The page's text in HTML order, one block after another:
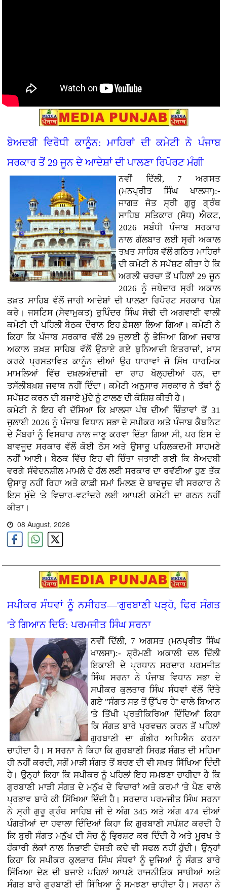
ਬੇਅਦਬੀ ਵਿਰੋਧੀ ਕਾਨੂੰਨ: ਮਾਹਿਰਾਂ ਦੀ ਕਮੇਟੀ ਨੇ ਪੰਜਾਬ
ਸਰਕਾਰ ਤੋਂ 29 ਜੂਨ ਦੇ ਆਦੇਸ਼ਾਂ ਦੀ ਪਾਲਣਾ ਰਿਪੋਰਟ ਮੰਗੀ
ਨਵੀਂ ਦਿੱਲੀ, 7 ਅਗਸਤ
(ਮਨਪ੍ਰੀਤ ਸਿੰਘ ਖਾਲਸਾ):-
ਜਾਗਤ ਜੋਤ ਸ੍ਰੀ ਗੁਰੂ ਗ੍ਰੰਥ
ਸਾਹਿਬ ਸਤਿਕਾਰ (ਸੋਧ) ਐਕਟ,
2026 ਸਬੰਧੀ ਪੰਜਾਬ ਸਰਕਾਰ
ਨਾਲ ਗੱਲਬਾਤ ਲਈ ਸ੍ਰੀ ਅਕਾਲ
ਤਖ਼ਤ ਸਾਹਿਬ ਵੱਲੋਂ ਗਠਿਤ ਮਾਹਿਰਾਂ
ਦੀ ਕਮੇਟੀ ਨੇ ਸਪੱਸ਼ਟ ਕੀਤਾ ਹੈ ਕਿ
ਅਗਲੀ ਚਰਚਾ ਤੋਂ ਪਹਿਲਾਂ 29 ਜੂਨ
2026 ਨੂੰ ਜਥੇਦਾਰ ਸ੍ਰੀ ਅਕਾਲ
ਤਖ਼ਤ ਸਾਹਿਬ ਵੱਲੋਂ ਜਾਰੀ ਆਦੇਸ਼ਾਂ ਦੀ ਪਾਲਣਾ ਰਿਪੋਰਟ ਸਰਕਾਰ ਪੇਸ਼
ਕਰੇ। ਜਸਟਿਸ (ਸੇਵਾਮੁਕਤ) ਰੁਪਿੰਦਰ ਸਿੰਘ ਸੋਢੀ ਦੀ ਅਗਵਾਈ ਵਾਲੀ
ਕਮੇਟੀ ਦੀ ਪਹਿਲੀ ਬੈਠਕ ਦੌਰਾਨ ਇਹ ਫ਼ੈਸਲਾ ਲਿਆ ਗਿਆ। ਕਮੇਟੀ ਨੇ
ਕਿਹਾ ਕਿ ਪੰਜਾਬ ਸਰਕਾਰ ਵੱਲੋਂ 29 ਜੁਲਾਈ ਨੂੰ ਭੇਜਿਆ ਗਿਆ ਜਵਾਬ
ਅਕਾਲ ਤਖ਼ਤ ਸਾਹਿਬ ਵੱਲੋਂ ਉਠਾਏ ਗਏ ਬੁਨਿਆਦੀ ਇਤਰਾਜ਼ਾਂ, ਖ਼ਾਸ
ਕਰਕੇ ਪ੍ਰਸਤਾਵਿਤ ਕਾਨੂੰਨ ਦੀਆਂ ਉਹ ਧਾਰਾਵਾਂ ਜੋ ਸਿੱਖ ਧਾਰਮਿਕ
ਮਾਮਲਿਆਂ ਵਿੱਚ ਦਖ਼ਲਅੰਦਾਜ਼ੀ ਦਾ ਰਾਹ ਖੋਲ੍ਹਦੀਆਂ ਹਨ, ਦਾ
ਤਸੱਲੀਬਖ਼ਸ਼ ਜਵਾਬ ਨਹੀਂ ਦਿੰਦਾ। ਕਮੇਟੀ ਅਨੁਸਾਰ ਸਰਕਾਰ ਨੇ ਤੱਥਾਂ ਨੂੰ
ਸਪੱਸ਼ਟ ਕਰਨ ਦੀ ਬਜਾਏ ਮੁੱਦੇ ਨੂੰ ਟਾਲਣ ਦੀ ਕੋਸ਼ਿਸ਼ ਕੀਤੀ ਹੈ।
ਕਮੇਟੀ ਨੇ ਇਹ ਵੀ ਦੱਸਿਆ ਕਿ ਖ਼ਾਲਸਾ ਪੰਥ ਦੀਆਂ ਚਿੰਤਾਵਾਂ ਤੋਂ 31
ਜੁਲਾਈ 2026 ਨੂੰ ਪੰਜਾਬ ਵਿਧਾਨ ਸਭਾ ਦੇ ਸਪੀਕਰ ਅਤੇ ਪੰਜਾਬ ਕੈਬਨਿਟ
ਦੇ ਮੈਂਬਰਾਂ ਨੂੰ ਵਿਸਥਾਰ ਨਾਲ ਜਾਣੂ ਕਰਵਾ ਦਿੱਤਾ ਗਿਆ ਸੀ, ਪਰ ਇਸ ਦੇ
ਬਾਵਜੂਦ ਸਰਕਾਰ ਵੱਲੋਂ ਕੋਈ ਠੋਸ ਅਤੇ ਉਸਾਰੂ ਪਹਿਲਕਦਮੀ ਸਾਹਮਣੇ
ਨਹੀਂ ਆਈ। ਬੈਠਕ ਵਿੱਚ ਇਹ ਵੀ ਚਿੰਤਾ ਜਤਾਈ ਗਈ ਕਿ ਬੇਅਦਬੀ
ਵਰਗੇ ਸੰਵੇਦਨਸ਼ੀਲ ਮਾਮਲੇ ਦੇ ਹੱਲ ਲਈ ਸਰਕਾਰ ਦਾ ਰਵੱਈਆ ਹੁਣ ਤੱਕ
ਉਸਾਰੂ ਨਹੀਂ ਰਿਹਾ ਅਤੇ ਕਾਫ਼ੀ ਸਮਾਂ ਮਿਲਣ ਦੇ ਬਾਵਜੂਦ ਵੀ ਸਰਕਾਰ ਨੇ
ਇਸ ਮੁੱਦੇ 'ਤੇ ਵਿਚਾਰ-ਵਟਾਂਦਰੇ ਲਈ ਆਪਣੀ ਕਮੇਟੀ ਦਾ ਗਠਨ ਨਹੀਂ
ਕੀਤਾ।
08 August, 2026
ਸਪੀਕਰ ਸੰਧਵਾਂ ਨੂੰ ਨਸੀਹਤ—'ਗੁਰਬਾਣੀ ਪੜ੍ਹੋ, ਫਿਰ ਸੰਗਤ
'ਤੇ ਗਿਆਨ ਦਿਓ: ਪਰਮਜੀਤ ਸਿੰਘ ਸਰਨਾ
ਨਵੀਂ ਦਿੱਲੀ, 7 ਅਗਸਤ (ਮਨਪ੍ਰੀਤ ਸਿੰਘ
ਖਾਲਸਾ):- ਸ਼੍ਰੋਮਣੀ ਅਕਾਲੀ ਦਲ ਦਿੱਲੀ
ਇਕਾਈ ਦੇ ਪ੍ਰਧਾਨ ਸਰਦਾਰ ਪਰਮਜੀਤ
ਸਿੰਘ ਸਰਨਾ ਨੇ ਪੰਜਾਬ ਵਿਧਾਨ ਸਭਾ ਦੇ
ਸਪੀਕਰ ਕੁਲਤਾਰ ਸਿੰਘ ਸੰਧਵਾਂ ਵੱਲੋਂ ਦਿੱਤੇ
ਗਏ "ਸੰਗਤ ਸਭ ਤੋਂ ਉੱਪਰ ਹੈ" ਵਾਲੇ ਬਿਆਨ
'ਤੇ ਤਿੱਖੀ ਪ੍ਰਤੀਕਿਰਿਆ ਦਿੰਦਿਆਂ ਕਿਹਾ
ਕਿ ਸੰਗਤ ਬਾਰੇ ਪ੍ਰਵਚਨ ਕਰਨ ਤੋਂ ਪਹਿਲਾਂ
ਗੁਰਬਾਣੀ ਦਾ ਗੰਭੀਰ ਅਧਿਐਨ ਕਰਨਾ
ਚਾਹੀਦਾ ਹੈ। ਸ ਸਰਨਾ ਨੇ ਕਿਹਾ ਕਿ ਗੁਰਬਾਣੀ ਸਿਰਫ਼ ਸੰਗਤ ਦੀ ਮਹਿਮਾ
ਹੀ ਨਹੀਂ ਕਰਦੀ, ਸਗੋਂ ਮਾੜੀ ਸੰਗਤ ਤੋਂ ਬਚਣ ਦੀ ਵੀ ਸਖ਼ਤ ਸਿੱਖਿਆ ਦਿੰਦੀ
ਹੈ। ਉਨ੍ਹਾਂ ਕਿਹਾ ਕਿ ਸਪੀਕਰ ਨੂੰ ਪਹਿਲਾਂ ਇਹ ਸਮਝਣਾ ਚਾਹੀਦਾ ਹੈ ਕਿ
ਗੁਰਬਾਣੀ ਮਾੜੀ ਸੰਗਤ ਦੇ ਮਨੁੱਖ ਦੇ ਵਿਚਾਰਾਂ ਅਤੇ ਕਰਮਾਂ 'ਤੇ ਪੈਣ ਵਾਲੇ
ਪ੍ਰਭਾਵ ਬਾਰੇ ਕੀ ਸਿੱਖਿਆ ਦਿੰਦੀ ਹੈ। ਸਰਦਾਰ ਪਰਮਜੀਤ ਸਿੰਘ ਸਰਨਾ
ਨੇ ਸ੍ਰੀ ਗੁਰੂ ਗ੍ਰੰਥ ਸਾਹਿਬ ਜੀ ਦੇ ਅੰਗ 345 ਅਤੇ ਅੰਗ 474 ਦੀਆਂ
ਪੰਗਤੀਆਂ ਦਾ ਹਵਾਲਾ ਦਿੰਦਿਆਂ ਕਿਹਾ ਕਿ ਗੁਰਬਾਣੀ ਸਪੱਸ਼ਟ ਕਰਦੀ ਹੈ
ਕਿ ਬੁਰੀ ਸੰਗਤ ਮਨੁੱਖ ਦੀ ਸੋਚ ਨੂੰ ਭ੍ਰਿਸ਼ਟ ਕਰ ਦਿੰਦੀ ਹੈ ਅਤੇ ਮੂਰਖ ਤੇ
ਹੰਕਾਰੀ ਲੋਕਾਂ ਨਾਲ ਨਿਭਾਈ ਦੋਸਤੀ ਕਦੇ ਵੀ ਸਫਲ ਨਹੀਂ ਹੁੰਦੀ। ਉਨ੍ਹਾਂ
ਕਿਹਾ ਕਿ ਸਪੀਕਰ ਕੁਲਤਾਰ ਸਿੰਘ ਸੰਧਵਾਂ ਨੂੰ ਦੂਜਿਆਂ ਨੂੰ ਸੰਗਤ ਬਾਰੇ
ਸਿੱਖਿਆ ਦੇਣ ਦੀ ਬਜਾਏ ਪਹਿਲਾਂ ਆਪਣੇ ਰਾਜਨੀਤਿਕ ਸਾਥੀਆਂ ਅਤੇ
ਸੰਗਤ ਬਾਰੇ ਗੁਰਬਾਣੀ ਦੀ ਸਿੱਖਿਆ ਨੂੰ ਸਮਝਣਾ ਚਾਹੀਦਾ ਹੈ। ਸਰਨਾ ਨੇ